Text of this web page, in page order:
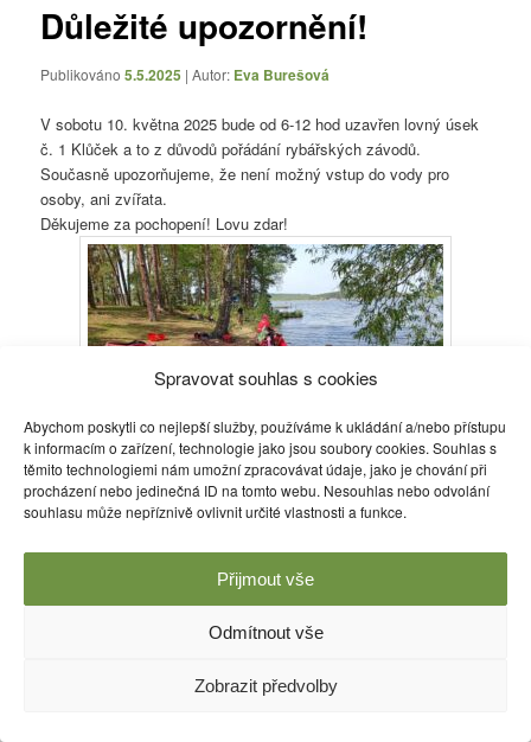
Spravovat souhlas s cookies
Abychom poskytli co nejlepší služby, používáme k ukládání a/nebo přístupu
k informacím o zařízení, technologie jako jsou soubory cookies. Souhlas s
těmito technologiemi nám umožní zpracovávat údaje, jako je chování při
procházení nebo jedinečná ID na tomto webu. Nesouhlas nebo odvolání
souhlasu může nepříznivě ovlivnit určité vlastnosti a funkce.
Přijmout vše
Odmítnout vše
Zobrazit předvolby
Důležité upozornění!
Publikováno5.5.2025 | Autor: Eva Burešová
V sobotu 10. května 2025 bude od 6-12 hod uzavřen lovný úsek
č. 1 Klůček a to z důvodů pořádání rybářských závodů.
Současně upozorňujeme, že není možný vstup do vody pro
osoby, ani zvířata.
Děkujeme za pochopení! Lovu zdar!
Příspěvek byl publikován v rubriceInformacea jeho autorem jeEva
Burešová. Můžete si jehoodkazuložit mezi své oblíbené záložky